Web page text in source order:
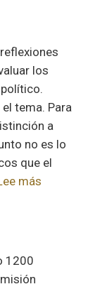
los
tema. Para
a
no es lo
que el
más:
1200